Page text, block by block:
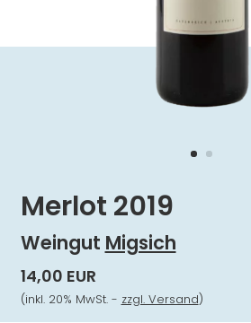
Merlot 2019
Weingut Migsich
14,00 EUR
(inkl. 20% MwSt. - zzgl. Versand)